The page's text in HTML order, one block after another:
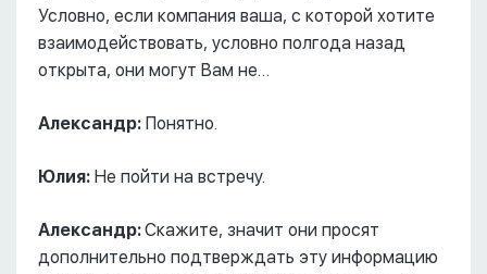
Условно, если компания ваша, с которой хотите
взаимодействовать, условно полгода назад
открыта, они могут Вам не…
Александр: Понятно.
Юлия: Не пойти на встречу.
Александр:Скажите, значит они просят
дополнительно подтверждать эту информацию